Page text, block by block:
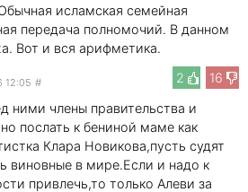
исламская семейная
передача полномочий. В данном
Вот и вся арифметика.
2
16
12:05 #
ними члены правительства и
послать к бениной маме как
Клара Новикова,пусть судят
виновные в мире.Если и надо к
привлечь,то только Алеви за